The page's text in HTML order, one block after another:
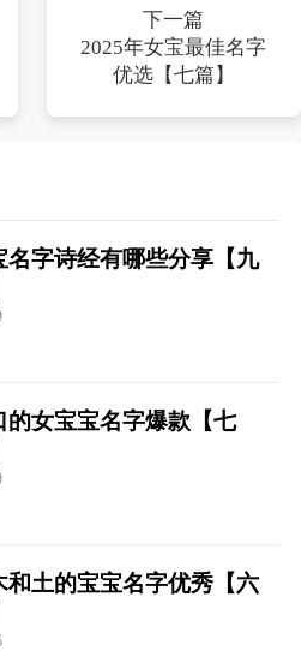
下一篇
2025年女宝最佳名字
优选【七篇】
名字诗经有哪些分享【九
的女宝宝名字爆款【七
和土的宝宝名字优秀【六